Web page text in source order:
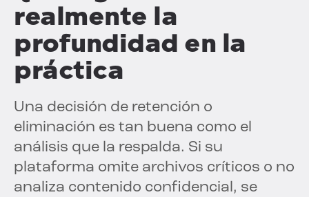
realmente la
profundidad en la
práctica
Una decisión de retención o
eliminación es tan buena como el
análisis que la respalda. Si su
plataforma omite archivos críticos o no
analiza contenido confidencial, se